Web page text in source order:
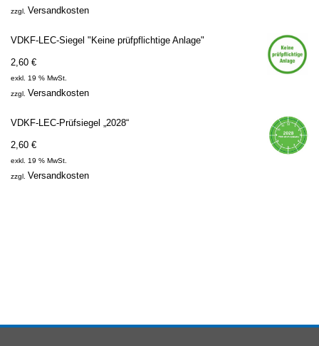
zzgl. Versandkosten
VDKF-LEC-Siegel "Keine prüfpflichtige Anlage"
2,60 €
exkl. 19 % MwSt.
zzgl. Versandkosten
VDKF-LEC-Prüfsiegel „2028“
2,60 €
exkl. 19 % MwSt.
zzgl. Versandkosten